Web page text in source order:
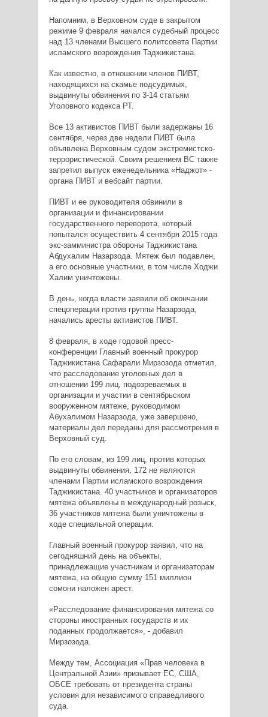
Напомним, в Верховном суде в закрытом
режиме 9 февраля начался судебный процесс
над 13 членами Высшего политсовета Партии
исламского возрождения Таджикистана.
Как известно, в отношении членов ПИВТ,
находящихся на скамье подсудимых,
выдвинуты обвинения по 3-14 статьям
Уголовного кодекса РТ.
Все 13 активистов ПИВТ были задержаны 16
сентября, через две недели ПИВТ была
объявлена Верховным судом экстремистско-
террористической. Своим решением ВС также
запретил выпуск еженедельника «Наджот» -
органа ПИВТ и вебсайт партии.
ПИВТ и ее руководителя обвинили в
организации и финансировании
государственного переворота, который
попытался осуществить 4 сентября 2015 года
экс-замминистра обороны Таджикистана
Абдухалим Назарзода. Мятеж был подавлен,
а его основные участники, в том числе Ходжи
Халим уничтожены.
В день, когда власти заявили об окончании
спецоперации против группы Назарзода,
начались аресты активистов ПИВТ.
8 февраля, в ходе годовой пресс-
конференции Главный военный прокурор
Таджикистана Сафарали Мирзозода отметил,
что расследование уголовных дел в
отношении 199 лиц, подозреваемых в
организации и участии в сентябрьском
вооруженном мятеже, руководимом
Абухалимом Назарзода, уже завершено,
материалы дел переданы для рассмотрения в
Верховный суд.
По его словам, из 199 лиц, против которых
выдвинуты обвинения, 172 не являются
членами Партии исламского возрождения
Таджикистана. 40 участников и организаторов
мятежа объявлены в международный розыск,
36 участников мятежа были уничтожены в
ходе специальной операции.
Главный военный прокурор заявил, что на
сегодняшний день на объекты,
принадлежащие участникам и организаторам
мятежа, на общую сумму 151 миллион
сомони наложен арест.
«Расследование финансирования мятежа со
стороны иностранных государств и их
поданных продолжается», - добавил
Мирзозода.
Между тем, Ассоциация «Прав человека в
Центральной Азии» призывает ЕС, США,
ОБСЕ требовать от президента страны
условия для независимого справедливого
суда.